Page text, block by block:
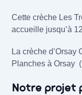
Cette crèche Les
accueille jusqu’à
La crèche d’Orsay
Planches à Orsay
Notre projet